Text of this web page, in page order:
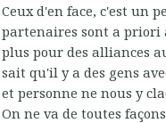
Ceux d'en face, c'est un
partenaires sont a priori
plus pour des alliances
sait qu'il y a des gens
et personne ne nous y
On ne va de toutes